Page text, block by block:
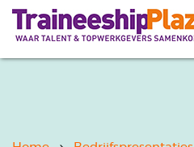
Overslaan
naar